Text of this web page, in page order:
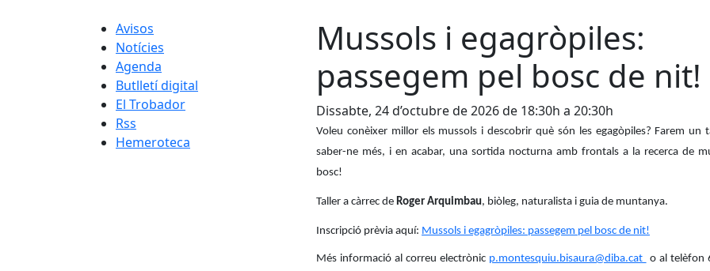
Avisos
Notícies
Agenda
Butlletí digital
El Trobador
Rss
Hemeroteca
Mussols i egagròpiles:
passegem pel bosc de nit!
Dissabte, 24 d’octubre de 2026 de 18:30h a 20:30h
Voleu conèixer millor els mussols i descobrir què són les egagòpiles? Farem un
saber-ne més, i en acabar, una sortida nocturna amb frontals a la recerca de
bosc!
Taller a càrrec de Roger Arquimbau, biòleg, naturalista i guia de muntanya.
Inscripció prèvia aquí: Mussols i egagròpiles: passegem pel bosc de nit!
Més informació al correu electrònic p.montesquiu.bisaura@diba.cat o al telèfon